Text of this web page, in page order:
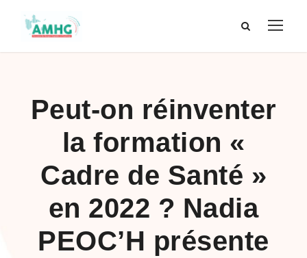
Peut-on réinventer
la formation «
Cadre de Santé »
en 2022 ? Nadia
PEOC’H présente